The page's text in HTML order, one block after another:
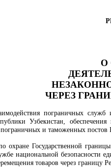
О
ЧЕРЕЗ
пограничных
Узбекистан,
пограничных и таможенных
охране Государственной
национальной безопасности
товаров через границу